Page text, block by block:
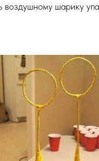
воздушному шарику